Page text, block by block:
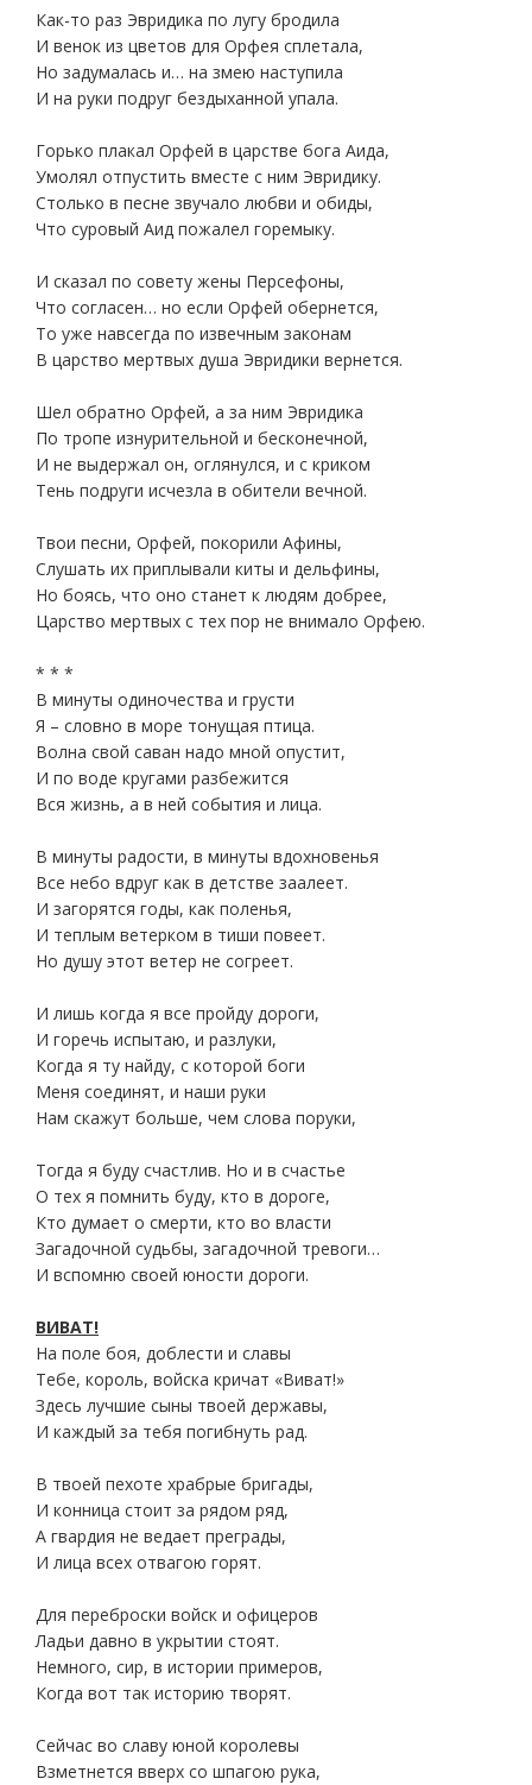
Как-то раз Эвридика по лугу бродила
И венок из цветов для Орфея сплетала,
Но задумалась и… на змею наступила
И на руки подруг бездыханной упала.
Горько плакал Орфей в царстве бога Аида,
Умолял отпустить вместе с ним Эвридику.
Столько в песне звучало любви и обиды,
Что суровый Аид пожалел горемыку.
И сказал по совету жены Персефоны,
Что согласен… но если Орфей обернется,
То уже навсегда по извечным законам
В царство мертвых душа Эвридики вернется.
Шел обратно Орфей, а за ним Эвридика
По тропе изнурительной и бесконечной,
И не выдержал он, оглянулся, и с криком
Тень подруги исчезла в обители вечной.
Твои песни, Орфей, покорили Афины,
Слушать их приплывали киты и дельфины,
Но боясь, что оно станет к людям добрее,
Царство мертвых с тех пор не внимало Орфею.
* * *
В минуты одиночества и грусти
Я – словно в море тонущая птица.
Волна свой саван надо мной опустит,
И по воде кругами разбежится
Вся жизнь, а в ней события и лица.
В минуты радости, в минуты вдохновенья
Все небо вдруг как в детстве заалеет.
И загорятся годы, как поленья,
И теплым ветерком в тиши повеет.
Но душу этот ветер не согреет.
И лишь когда я все пройду дороги,
И горечь испытаю, и разлуки,
Когда я ту найду, с которой боги
Меня соединят, и наши руки
Нам скажут больше, чем слова поруки,
Тогда я буду счастлив. Но и в счастье
О тех я помнить буду, кто в дороге,
Кто думает о смерти, кто во власти
Загадочной судьбы, загадочной тревоги…
И вспомню своей юности дороги.
ВИВАТ!
На поле боя, доблести и славы
Тебе, король, войска кричат «Виват!»
Здесь лучшие сыны твоей державы,
И каждый за тебя погибнуть рад.
В твоей пехоте храбрые бригады,
И конница стоит за рядом ряд,
А гвардия не ведает преграды,
И лица всех отвагою горят.
Для переброски войск и офицеров
Ладьи давно в укрытии стоят.
Немного, сир, в истории примеров,
Когда вот так историю творят.
Сейчас во славу юной королевы
Взметнется вверх со шпагою рука,